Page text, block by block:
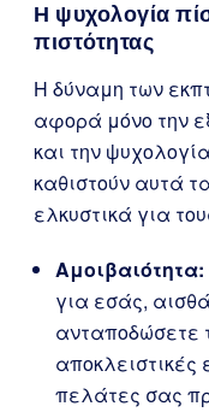
Η ψυχολογία
πιστότητας
Η δύναμη των
αφορά μόνο την
και την
καθιστούν αυτά
ελκυστικά για
Αμοιβαιότητα:
για εσάς,
ανταποδώσετε
αποκλειστικές
πελάτες σας